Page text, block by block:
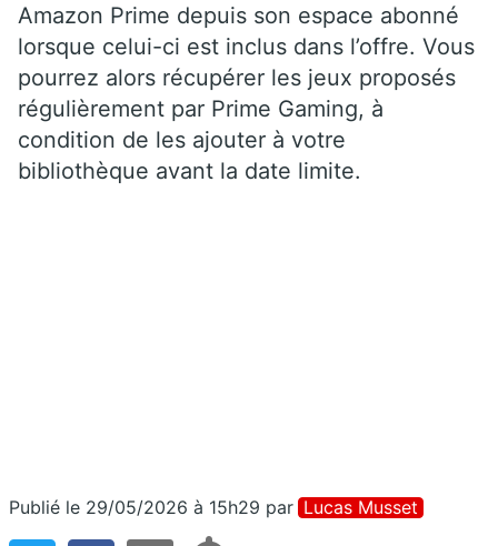
Amazon Prime depuis son espace abonné
lorsque celui-ci est inclus dans l’offre. Vous
pourrez alors récupérer les jeux proposés
régulièrement par Prime Gaming, à
condition de les ajouter à votre
bibliothèque avant la date limite.
Publié le 29/05/2026 à 15h29 par Lucas Musset